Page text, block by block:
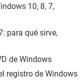
10, 8, 7,
para qué sirve,
de Windows
registro de Windows